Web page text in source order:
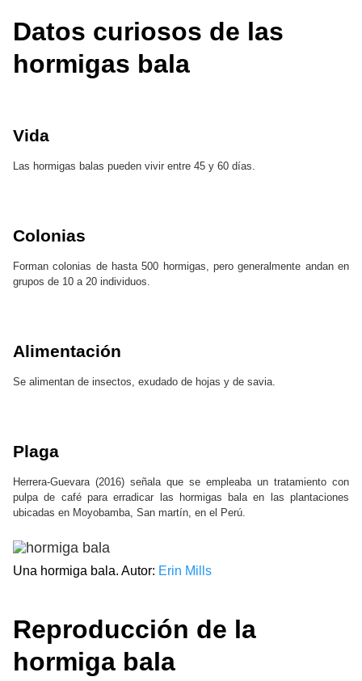
Datos curiosos de las
hormigas bala
Vida
Las hormigas balas pueden vivir entre 45 y 60 días.
Colonias
Forman colonias de hasta 500 hormigas, pero generalmente andan en
grupos de 10 a 20 individuos.
Alimentación
Se alimentan de insectos, exudado de hojas y de savia.
Plaga
Herrera-Guevara (2016) señala que se empleaba un tratamiento con
pulpa de café para erradicar las hormigas bala en las plantaciones
ubicadas en Moyobamba, San martín, en el Perú.
Una hormiga bala. Autor: Erin Mills
Reproducción de la
hormiga bala